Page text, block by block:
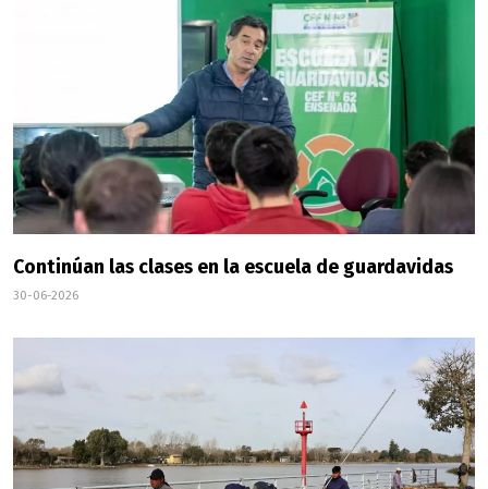
Continúan las clases en la escuela de guardavidas
30-06-2026